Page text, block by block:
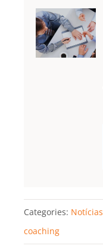
Categories: Notícias
coaching